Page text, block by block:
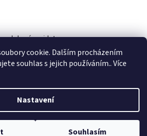
cookie. Dalším procházením
souhlas s jejich používáním.. Více
Nastavení
Souhlasím
kde nás najdete
Vytvořil Shoptet
CHEM-WELD . Všechna práva vyhrazena.